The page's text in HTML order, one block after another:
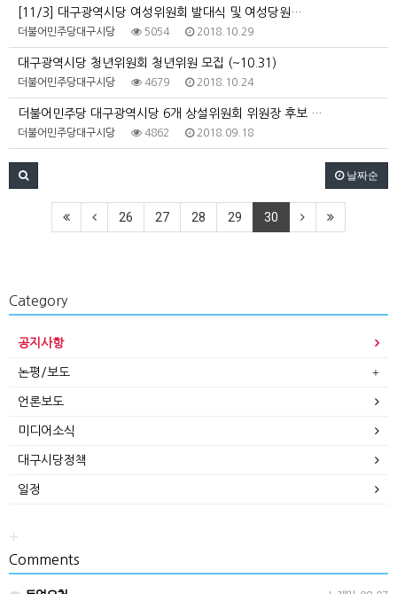
[11/3] 대구광역시당 여성위원회 발대식 및 여성당원…
더불어민주당대구시당 5054 2018.10.29
대구광역시당 청년위원회 청년위원 모집 (~10.31)
더불어민주당대구시당 4679 2018.10.24
더불어민주당 대구광역시당 6개 상설위원회 위원장 후보 …
더불어민주당대구시당 4862 2018.09.18
날짜순
26 27 28 29 30
Category
공지사항
논평/보도
언론보도
미디어소식
대구시당정책
일정
+
Comments